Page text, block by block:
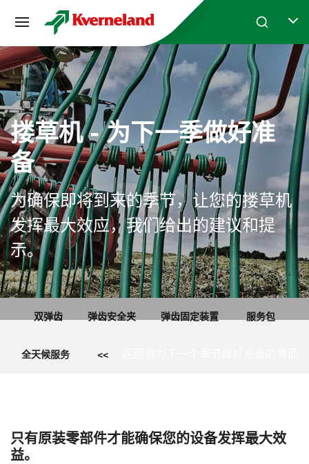
Skip to main content Search
搂草机 - 为下一季做好准
备
为确保即将到来的季节，让您的搂草机
发挥最大效应，我们给出的建议和提
示。
双弹齿 弹齿安全夹 弹齿固定装置 服务包
全天候服务 <<
只有原装零部件才能确保您的设备发挥最大效
益。
Cookie管理面板